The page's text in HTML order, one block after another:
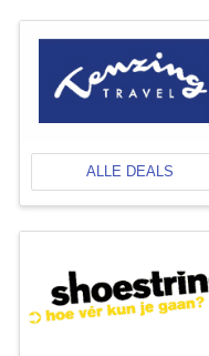
ALLE DEALS